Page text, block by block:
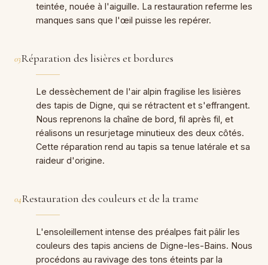
teintée, nouée à l'aiguille. La restauration referme les
manques sans que l'œil puisse les repérer.
03Réparation des lisières et bordures
Le dessèchement de l'air alpin fragilise les lisières
des tapis de Digne, qui se rétractent et s'effrangent.
Nous reprenons la chaîne de bord, fil après fil, et
réalisons un resurjetage minutieux des deux côtés.
Cette réparation rend au tapis sa tenue latérale et sa
raideur d'origine.
04Restauration des couleurs et de la trame
L'ensoleillement intense des préalpes fait pâlir les
couleurs des tapis anciens de Digne-les-Bains. Nous
procédons au ravivage des tons éteints par la